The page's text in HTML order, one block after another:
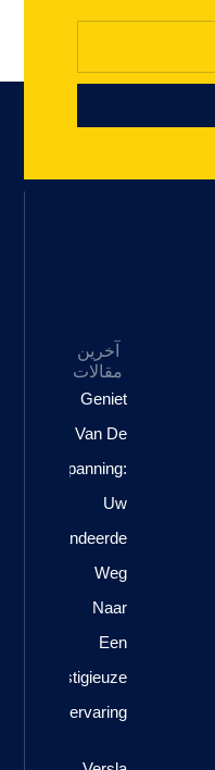
آخرین
مقالات
Geniet
Van De
Spanning:
Uw
Gegarandeerde
Weg
Naar
Een
Prestigieuze
Gokervaring